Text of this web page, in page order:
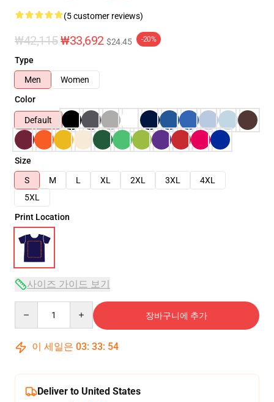
(5 customer reviews)
₩42,115₩33,692 $24.45 -20%
Type
Men
Women
Color
Default
Size
S
M L XL 2XL 3XL
4XL
5XL
Print Location
사이즈 가이드 보기
장바구니에 추가
이 세일은 03: 33: 54
Deliver to United States